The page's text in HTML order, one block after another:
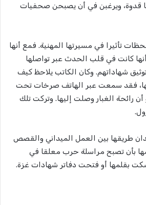
قدوة، ويرغبن في أن يصبحن صحفيات
تأثيرا في مسيرتها المهنية. فمع أنها
كانت في قلب الحدث عبر تواصلها
شهاداتهم. وكان الكاتب يلاحظ كيف
فقد سمعت عبر الهاتف صرخات تحت
رائحة الغبار وصلت إليها. وتركت تلك
طريقها بين العمل الميداني والقصص
بأن تصبح مراسلة حرب معلقا في
بقلمها أو فتحت دفاتر شهادات غزة.